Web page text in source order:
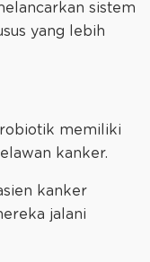
sistem
yang lebih
memiliki
kanker.
kanker
jalani